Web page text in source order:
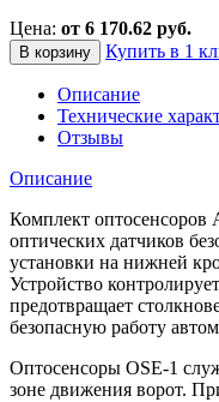
Цена: от 6 170.62 руб.
В корзину Купить в 1
Описание
Технические
Отзывы
Описание
Комплект оптосенсоров
оптических датчиков
установки на нижней
Устройство
предотвращает
безопасную работу
Оптосенсоры OSE-1
зоне движения ворот.